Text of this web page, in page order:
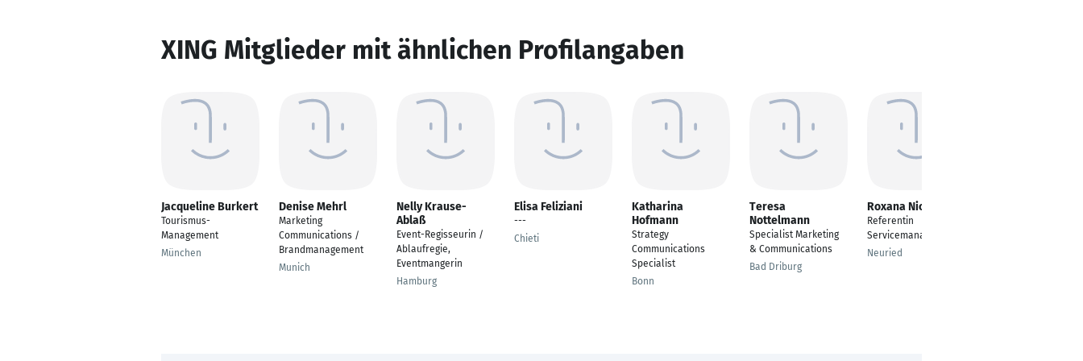
XING Mitglieder mit ähnlichen Profilangaben
Jacqueline Burkert
Tourismus-
Management
München
Denise Mehrl
Marketing
Communications /
Brandmanagement
Munich
Nelly Krause-
Ablaß
Event-Regisseurin /
Ablaufregie,
Eventmangerin
Hamburg
Elisa Feliziani
---
Chieti
Katharina
Hofmann
Strategy
Communications
Specialist
Bonn
Teresa
Nottelmann
Specialist Marketing
& Communications
Bad Driburg
Roxana Nickert
Referentin
Servicemanagement
Neuried